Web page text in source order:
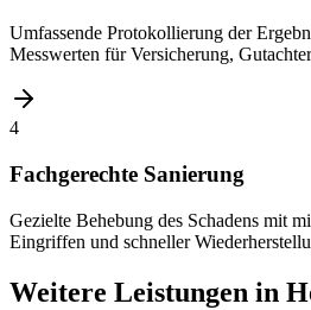
Umfassende Protokollierung der
Messwerten für Versicherung,
4
Fachgerechte Sanierung
Gezielte Behebung des Schadens mit
Eingriffen und schneller
Weitere Leistungen in